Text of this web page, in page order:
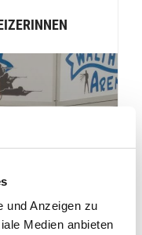
und Anzeigen zu
Medien anbieten